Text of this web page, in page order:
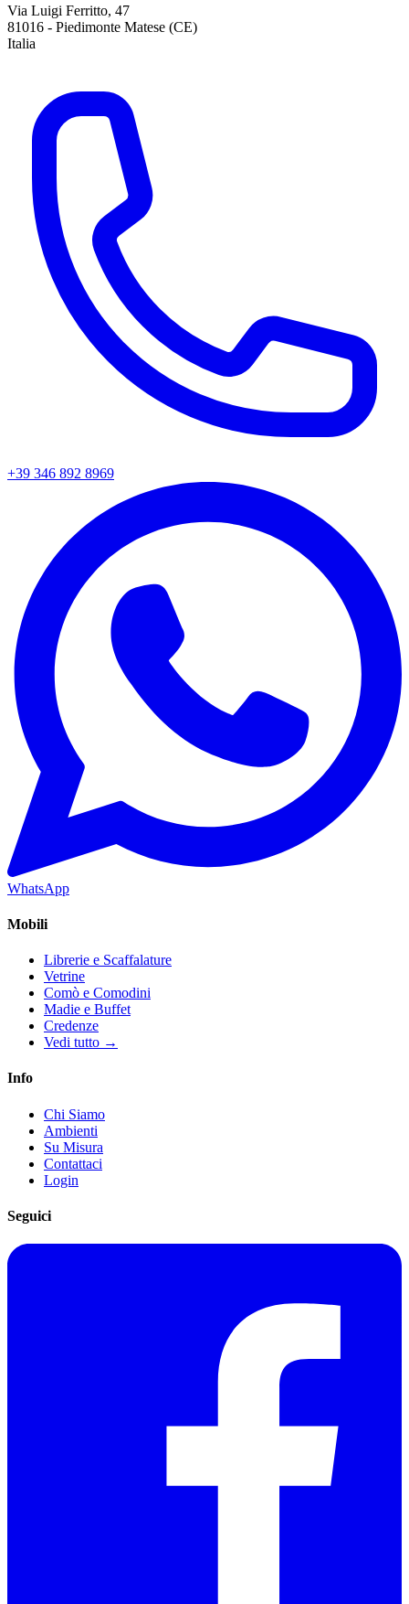
Via Luigi Ferritto, 47
81016 - Piedimonte Matese (CE)
Italia
+39 346 892 8969
WhatsApp
Mobili
Librerie e Scaffalature
Vetrine
Comò e Comodini
Madie e Buffet
Credenze
Vedi tutto →
Info
Chi Siamo
Ambienti
Su Misura
Contattaci
Login
Seguici